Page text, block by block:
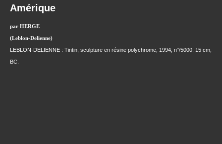
Amérique
par HERGE
(Leblon-Delienne)
LEBLON-DELIENNE : Tintin, sculpture en résine polychrome, 1994, n°/5000, 15 cm,
BC.